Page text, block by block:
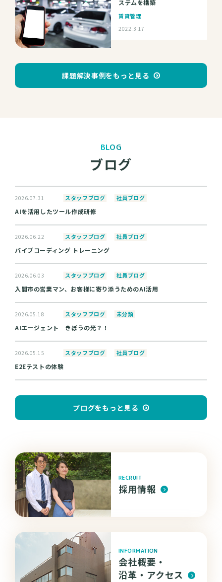
ステムを構築
賃貸管理
2022.3.17
課題解決事例をもっと見る
BLOG
ブログ
2026.07.31 スタッフブログ 社員ブログ
AIを活用したツール作成研修
2026.06.22 スタッフブログ 社員ブログ
バイブコーディング トレーニング
2026.06.03 スタッフブログ 社員ブログ
入間市の営業マン、お客様に寄り添うためのAI活用
2026.05.18 スタッフブログ 未分類
AIエージェント きぼうの光？！
2026.05.15 スタッフブログ 社員ブログ
E2Eテストの体験
ブログをもっと見る
RECRUIT
採用情報
INFORMATION
会社概要・
沿革・ アクセス